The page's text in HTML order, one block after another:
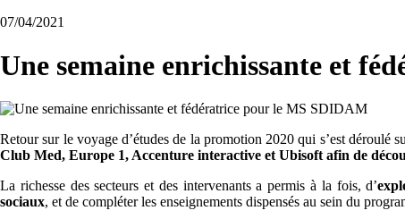
07/04/2021
Une semaine enrichissante et
Retour sur le voyage d’études de la promotion 2020 qui s’est déroulé
Club Med, Europe 1, Accenture interactive et Ubisoft afin de
La richesse des secteurs et des intervenants a permis à la fois, d’
sociaux, et de compléter les enseignements dispensés au sein du